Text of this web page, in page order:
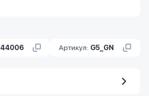
44006 Артикул: G5_GN